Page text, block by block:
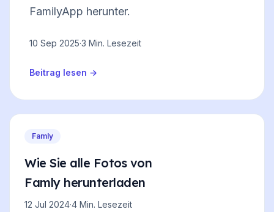
FamilyApp herunter.
10 Sep 2025·3 Min. Lesezeit
Beitrag lesen →
Famly
Wie Sie alle Fotos von
Famly herunterladen
12 Jul 2024·4 Min. Lesezeit